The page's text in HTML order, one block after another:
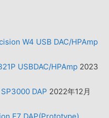
W4 USB DAC/HPAmp
USBDAC/HPAmp 2023
DAP 2022年12月